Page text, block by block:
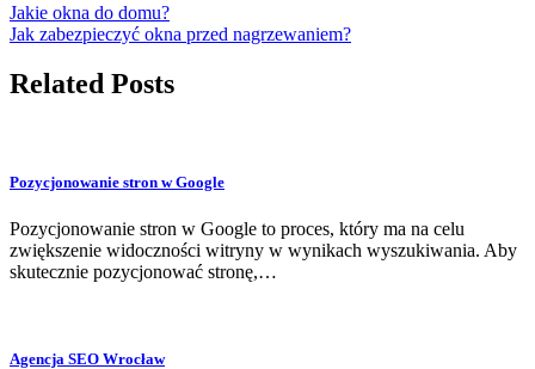
Jakie okna do domu?
Jak zabezpieczyć okna przed nagrzewaniem?
Related Posts
Pozycjonowanie stron w Google
Pozycjonowanie stron w Google to proces, który ma na celu
zwiększenie widoczności witryny w wynikach wyszukiwania. Aby
skutecznie pozycjonować stronę,…
Agencja SEO Wrocław